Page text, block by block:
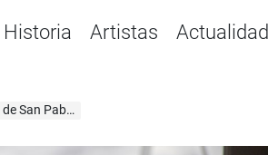
Historia Artistas Actualidad
San Pablo